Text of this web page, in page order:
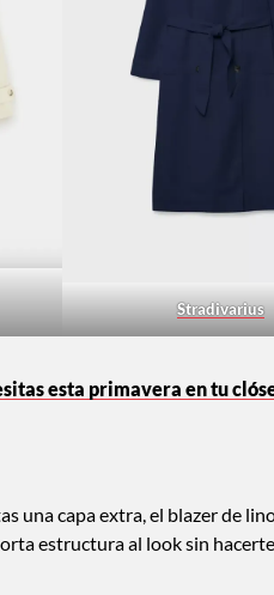
Stradivarius
esta primavera en tu
una capa extra, el blazer de
estructura al look sin